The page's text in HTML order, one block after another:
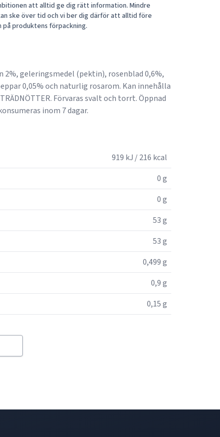
att alltid ge dig rätt information. Mindre
ske över tid och vi ber dig därför att alltid före
produktens förpackning.
geleringsmedel (pektin), rosenblad 0,6%,
0,05% och naturlig rosarom. Kan innehålla
Förvaras svalt och torrt. Öppnad
inom 7 dagar.
919 kJ / 216 kcal
0 g
0 g
53 g
53 g
0,499 g
0,9 g
0,15 g